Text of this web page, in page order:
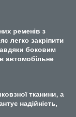
ременів з
легко закріпити
боковим
автомобільне
тканини, а
надійність,